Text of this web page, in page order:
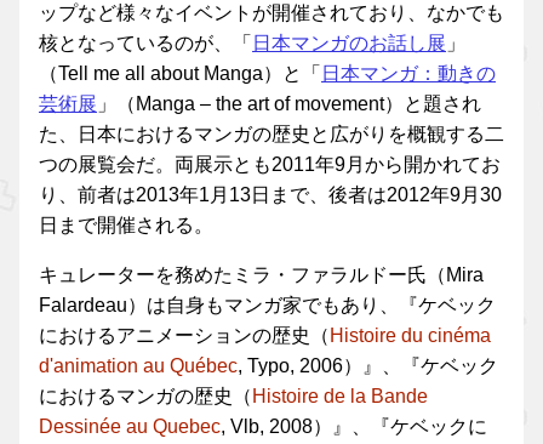
ップなど様々なイベントが開催されており、なかでも
核となっているのが、「 日本マンガのお話し展 」
（Tell me all about Manga）と「 日本マンガ：動きの
芸術展 」（Manga – the art of movement）と題され
た、日本におけるマンガの歴史と広がりを概観する二
つの展覧会だ。両展示とも2011年9月から開かれてお
り、前者は2013年1月13日まで、後者は2012年9月30
日まで開催される。
キュレーターを務めたミラ・ファラルドー氏（Mira
Falardeau）は自身もマンガ家でもあり、『ケベック
におけるアニメーションの歴史（ Histoire du cinéma
d'animation au Québec, Typo, 2006）』、『ケベック
におけるマンガの歴史（ Histoire de la Bande
Dessinée au Quebec, Vlb, 2008）』、『ケベックに